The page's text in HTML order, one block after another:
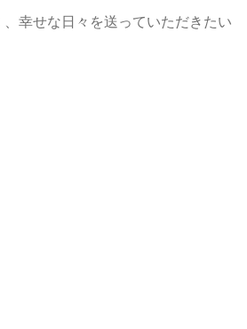
幸せな日々を送っていただきたい